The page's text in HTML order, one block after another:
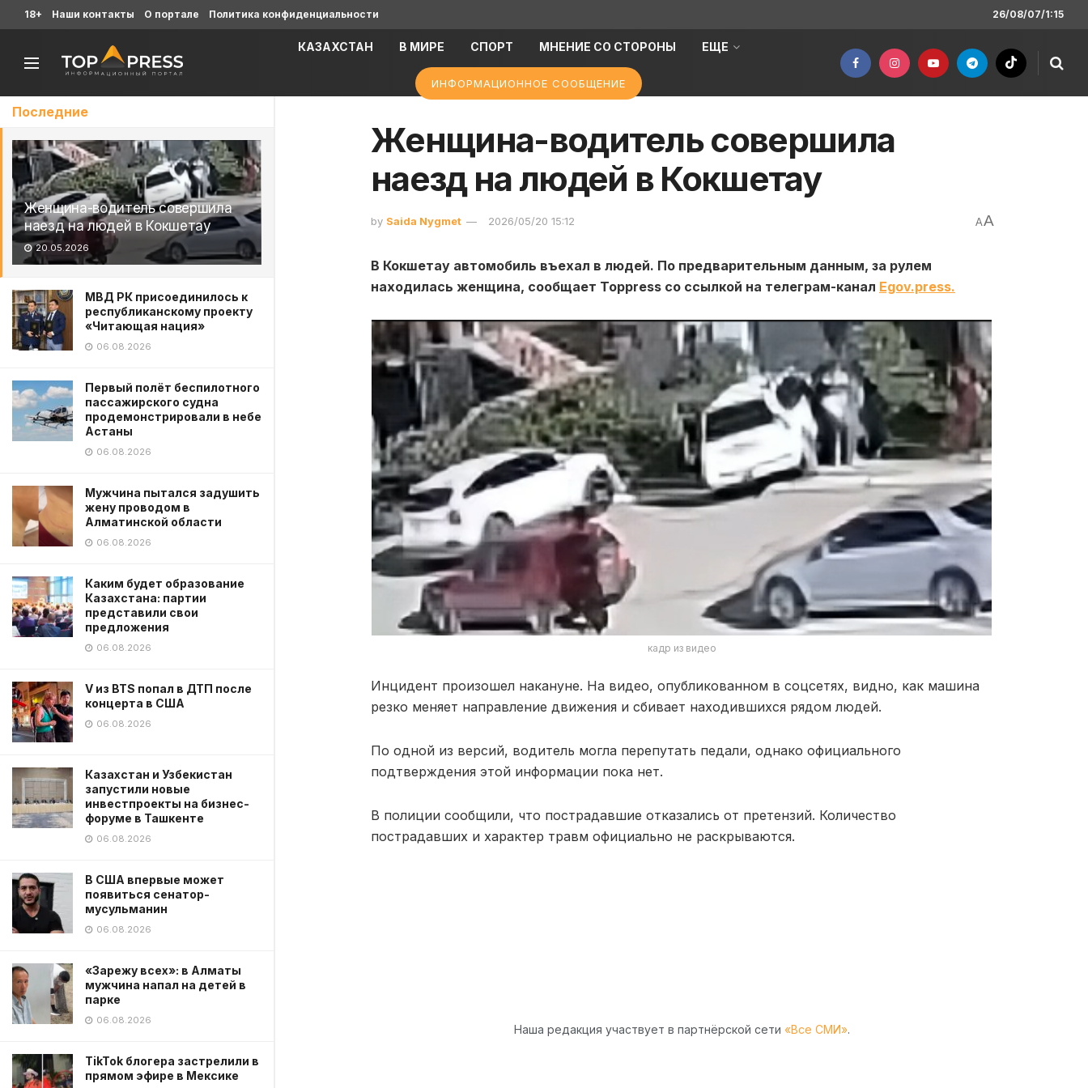
Последние
Женщина-водитель совершила
наезд на людей в Кокшетау
20.05.2026
МВД РК присоединилось к
республиканскому проекту
«Читающая нация»
06.08.2026
Первый полёт беспилотного
пассажирского судна
продемонстрировали в небе
Астаны
06.08.2026
Мужчина пытался задушить
жену проводом в
Алматинской области
06.08.2026
Каким будет образование
Казахстана: партии
представили свои
предложения
06.08.2026
V из BTS попал в ДТП после
концерта в США
06.08.2026
Казахстан и Узбекистан
запустили новые
инвестпроекты на бизнес-
форуме в Ташкенте
06.08.2026
В США впервые может
появиться сенатор-
мусульманин
06.08.2026
«Зарежу всех»: в Алматы
мужчина напал на детей в
парке
06.08.2026
TikTok блогера застрелили в
прямом эфире в Мексике
18+ Наши контакты О портале Политика конфиденциальности 26/08/07/1:15
КАЗАХСТАН В МИРЕ СПОРТ МНЕНИЕ СО СТОРОНЫ ЕЩЕ
ИНФОРМАЦИОННОЕ СООБЩЕНИЕ
Женщина-водитель совершила
наезд на людей в Кокшетау
by Saida Nygmet 2026/05/20 15:12 AA
В Кокшетау автомобиль въехал в людей. По предварительным данным, за рулем
находилась женщина, сообщает Toppress со ссылкой на телеграм-канал Egov.press.
кадр из видео
Инцидент произошел накануне. На видео, опубликованном в соцсетях, видно, как машина
резко меняет направление движения и сбивает находившихся рядом людей.
По одной из версий, водитель могла перепутать педали, однако официального
подтверждения этой информации пока нет.
В полиции сообщили, что пострадавшие отказались от претензий. Количество
пострадавших и характер травм официально не раскрываются.
Наша редакция участвует в партнёрской сети «Все СМИ».